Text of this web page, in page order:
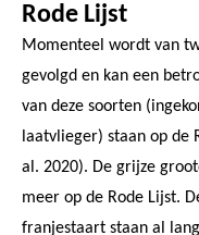
Rode Lijst
Momenteel wordt van
gevolgd en kan een
van deze soorten
laatvlieger) staan op de
al. 2020). De grijze
meer op de Rode Lijst.
franjestaart staan al